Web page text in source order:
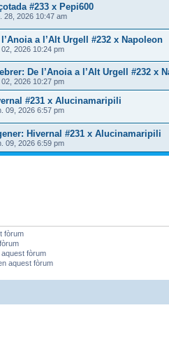
#233 x Pepi600
28, 2026 10:47 am
a l’Alt Urgell #232 x Napoleon
2026 10:24 pm
De l’Anoia a l’Alt Urgell #232 x
2026 10:27 pm
#231 x Alucinamaripili
09, 2026 6:57 pm
Hivernal #231 x Alucinamaripili
09, 2026 6:59 pm
fòrum
fòrum
aquest fòrum